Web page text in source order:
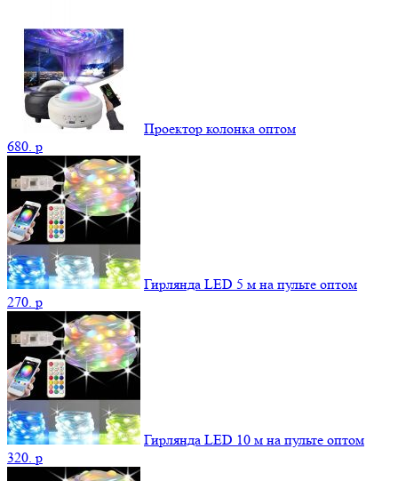
Проектор колонка оптом
680. p
Гирлянда LED 5 м на пульте оптом
270. p
Гирлянда LED 10 м на пульте оптом
320. p